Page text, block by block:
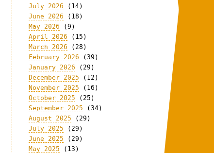
July 2026 (14)
June 2026 (18)
May 2026 (9)
April 2026 (15)
March 2026 (28)
February 2026 (39)
January 2026 (29)
December 2025 (12)
November 2025 (16)
October 2025 (25)
September 2025 (34)
August 2025 (29)
July 2025 (29)
June 2025 (29)
May 2025 (13)